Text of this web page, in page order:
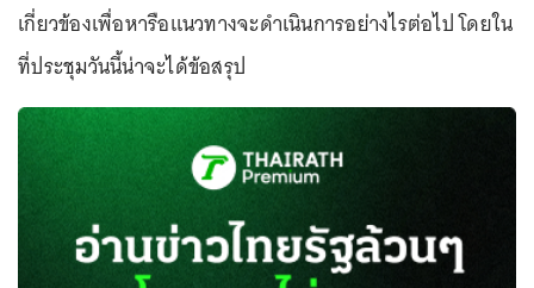
เกี่ยวข้องเพื่อหารือแนวทางจะดำเนินการอย่างไรต่อไป โดยใน
ที่ประชุมวันนี้น่าจะได้ข้อสรุป